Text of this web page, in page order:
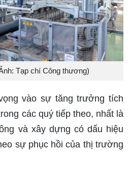
Tạp chí Công thương)
vào sự tăng trưởng tích
các quý tiếp theo, nhất là
và xây dựng có dấu hiệu
sự phục hồi của thị trường